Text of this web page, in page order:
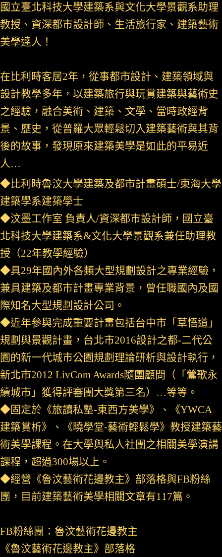
國立臺北科技大學建築系與文化大學景觀系助理
教授、資深都市設計師、生活旅行家、建築藝術
美學達人！
在比利時客居2年，從事都市設計、建築領域與
設計教學多年，以建築旅行與玩賞建築與藝術史
之經驗，融合美術、建築、文學、當時政經背
景、歷史，從普羅大眾輕鬆切入建築藝術與其背
後的故事，發現原來建築美學是如此的平易近
人…
◆比利時魯汶大學建築及都市計畫碩士/東海大學
建築學系建築學士
◆汶墨工作室 負責人/資深都市設計師，國立臺
北科技大學建築系&文化大學景觀系兼任助理教
授（22年教學經驗）
◆具29年國內外各類大型規劃設計之專業經驗，
兼具建築及都市計畫專業背景，曾任職國內及國
際知名大型規劃設計公司。
◆近年參與完成重要計畫包括台中市「草悟道」
規劃與景觀計畫，台北市2016設計之都-二代公
園的新一代城市公園規劃理論研析與設計執行，
新北市2012 LivCom Awards隨團顧問（「鶯歌永
續城市」獲得評審團大獎第三名）…等等。
◆固定於《旅讀私塾-東西方美學》、《YWCA
建築賞析》、《曉學堂-藝術輕鬆學》教授建築藝
術美學課程。在大學與私人社團之相關美學演講
課程，超過300場以上。
◆經營《魯汶藝術花邊教主》部落格與FB粉絲
團，目前建築藝術美學相關文章有117篇。
FB粉絲團：魯汶藝術花邊教主
《魯汶藝術花邊教主》部落格